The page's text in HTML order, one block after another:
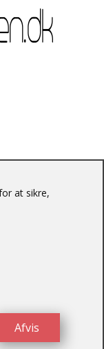
at sikre,
Afvis